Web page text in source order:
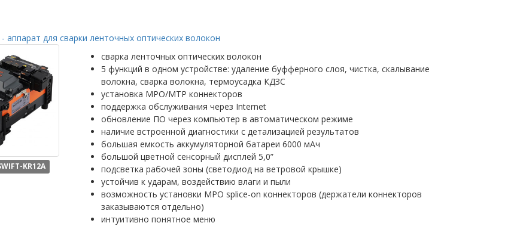
- аппарат для сварки ленточных оптических волокон
KR12A
сварка ленточных оптических волокон
5 функций в одном устройстве: удаление буфферного слоя, чистка, скалывание
волокна, сварка волокна, термоусадка КДЗС
установка MPO/MTP коннекторов
поддержка обслуживания через Internet
обновление ПО через компьютер в автоматическом режиме
наличие встроенной диагностики с детализацией результатов
большая емкость аккумуляторной батареи 6000 мАч
большой цветной сенсорный дисплей 5,0”
подсветка рабочей зоны (светодиод на ветровой крышке)
устойчив к ударам, воздействию влаги и пыли
возможность установки MPO splice-on коннекторов (держатели коннекторов
заказываются отдельно)
интуитивно понятное меню